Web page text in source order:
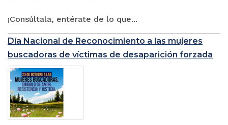
¡Consúltala, entérate de lo que...
Día Nacional de Reconocimiento a las mujeres
buscadoras de víctimas de desaparición forzada